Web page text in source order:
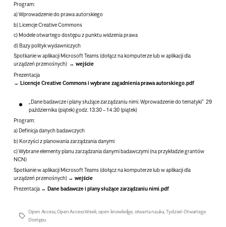
Program:
a) Wprowadzenie do prawa autorskiego
b) Licencje Creative Commons
c) Modele otwartego dostępu z punktu widzenia prawa
d) Bazy polityk wydawniczych
Spotkanie w aplikacji Microsoft Teams (dołącz na komputerze lub w aplikacji dla
urządzeń przenośnych)
wejście
Prezentacja
Licencje Creative Commons i wybrane zagadnienia prawa autorskiego.pdf
„Dane badawcze i plany służące zarządzaniu nimi. Wprowadzenie do tematyki” 29
października (piątek) godz. 13:30 – 14:30 (piątek)
Program:
a) Definicja danych badawczych
b) Korzyści z planowania zarządzania danymi
c) Wybrane elementy planu zarządzania danymi badawczymi (na przykładzie grantów
NCN)
Spotkanie w aplikacji Microsoft Teams (dołącz na komputerze lub w aplikacji dla
urządzeń przenośnych)
wejście
Prezentacja
Dane badawcze i plany służące zarządzaniu nimi.pdf
Open Access,Open Access Week,open knowledge otwarta nauka ,Tydzień Otwartego
Dostępu